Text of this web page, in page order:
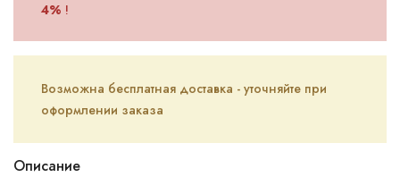
4% !
Возможна бесплатная доставка - уточняйте при
оформлении заказа
Описание